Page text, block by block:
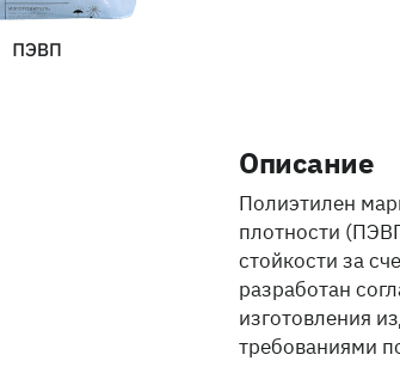
Описание
Полиэтилен
плотности
стойкости за
разработан
изготовления
требованиями